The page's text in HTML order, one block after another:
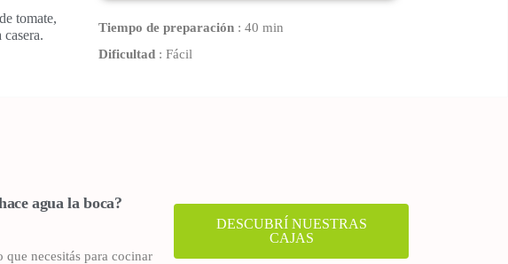
tomate,
Tiempo de preparación: 40 min
Dificultad: Fácil
agua la boca?
que necesitás para cocinar
DESCUBRÍ NUESTRAS
CAJAS